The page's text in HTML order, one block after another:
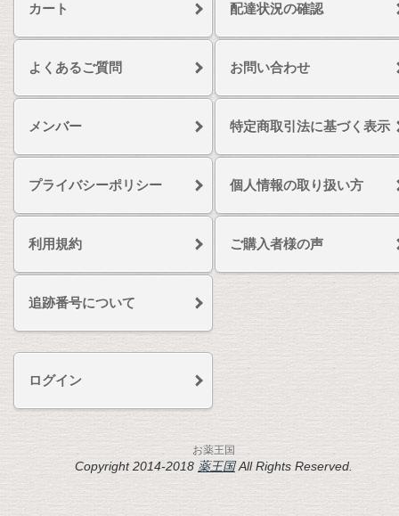
カート 配達状況の確認
よくあるご質問 お問い合わせ
メンバー 特定商取引法に基づく表示
プライバシーポリシー 個人情報の取り扱い方
利用規約 ご購入者様の声
追跡番号について
ログイン
お薬王国
Copyright 2014-2018 薬王国All Rights Reserved.